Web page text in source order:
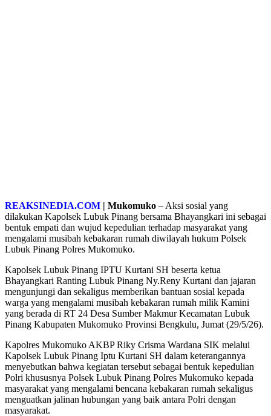
REAKSINEDIA.COM | Mukomuko – Aksi sosial yang
dilakukan Kapolsek Lubuk Pinang bersama Bhayangkari ini sebagai
bentuk empati dan wujud kepedulian terhadap masyarakat yang
mengalami musibah kebakaran rumah diwilayah hukum Polsek
Lubuk Pinang Polres Mukomuko.
Kapolsek Lubuk Pinang IPTU Kurtani SH beserta ketua
Bhayangkari Ranting Lubuk Pinang Ny.Reny Kurtani dan jajaran
mengunjungi dan sekaligus memberikan bantuan sosial kepada
warga yang mengalami musibah kebakaran rumah milik Kamini
yang berada di RT 24 Desa Sumber Makmur Kecamatan Lubuk
Pinang Kabupaten Mukomuko Provinsi Bengkulu, Jumat (29/5/26).
Kapolres Mukomuko AKBP Riky Crisma Wardana SIK melalui
Kapolsek Lubuk Pinang Iptu Kurtani SH dalam keterangannya
menyebutkan bahwa kegiatan tersebut sebagai bentuk kepedulian
Polri khususnya Polsek Lubuk Pinang Polres Mukomuko kepada
masyarakat yang mengalami bencana kebakaran rumah sekaligus
menguatkan jalinan hubungan yang baik antara Polri dengan
masyarakat.